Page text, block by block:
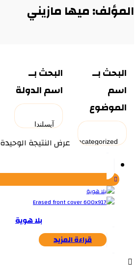
المؤلف: ميها مازيني
البحث بــ
اسم
الموضوع
البحث بــ
اسم الدولة
عرض النتيجة الوحيدة
بلا هوية
قراءة المزيد